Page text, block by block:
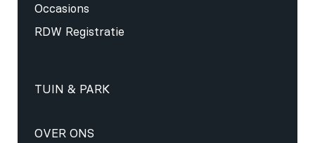
Occasions
RDW Registratie
TUIN & PARK
OVER ONS